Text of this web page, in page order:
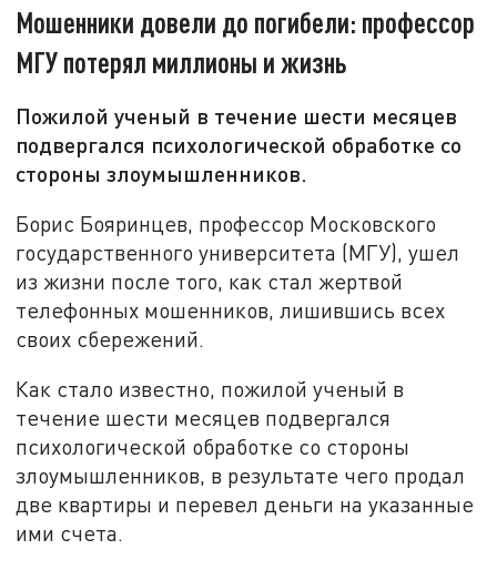
Мошенники довели до погибели: профессор
МГУ потерял миллионы и жизнь
Пожилой ученый в течение шести месяцев
подвергался психологической обработке со
стороны злоумышленников.
Борис Бояринцев, профессор Московского
государственного университета (МГУ), ушел
из жизни после того, как стал жертвой
телефонных мошенников, лишившись всех
своих сбережений.
Как стало известно, пожилой ученый в
течение шести месяцев подвергался
психологической обработке со стороны
злоумышленников, в результате чего продал
две квартиры и перевел деньги на указанные
ими счета.